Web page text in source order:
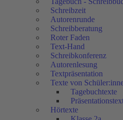
Schreibzeit
Autorenrunde
Schreibberatung
Roter Faden
Text-Hand
Schreibkonferenz
Autorenlesung
Textpräsentation
Texte von
Tagebuchtexte
Hörtexte